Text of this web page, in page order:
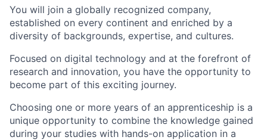
You will join a globally recognized company,
established on every continent and enriched by a
diversity of backgrounds, expertise, and cultures.
Focused on digital technology and at the forefront of
research and innovation, you have the opportunity to
become part of this exciting journey.
Choosing one or more years of an apprenticeship is a
unique opportunity to combine the knowledge gained
during your studies with hands-on application in a